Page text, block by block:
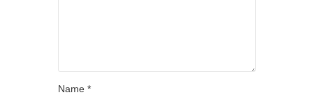
Name *